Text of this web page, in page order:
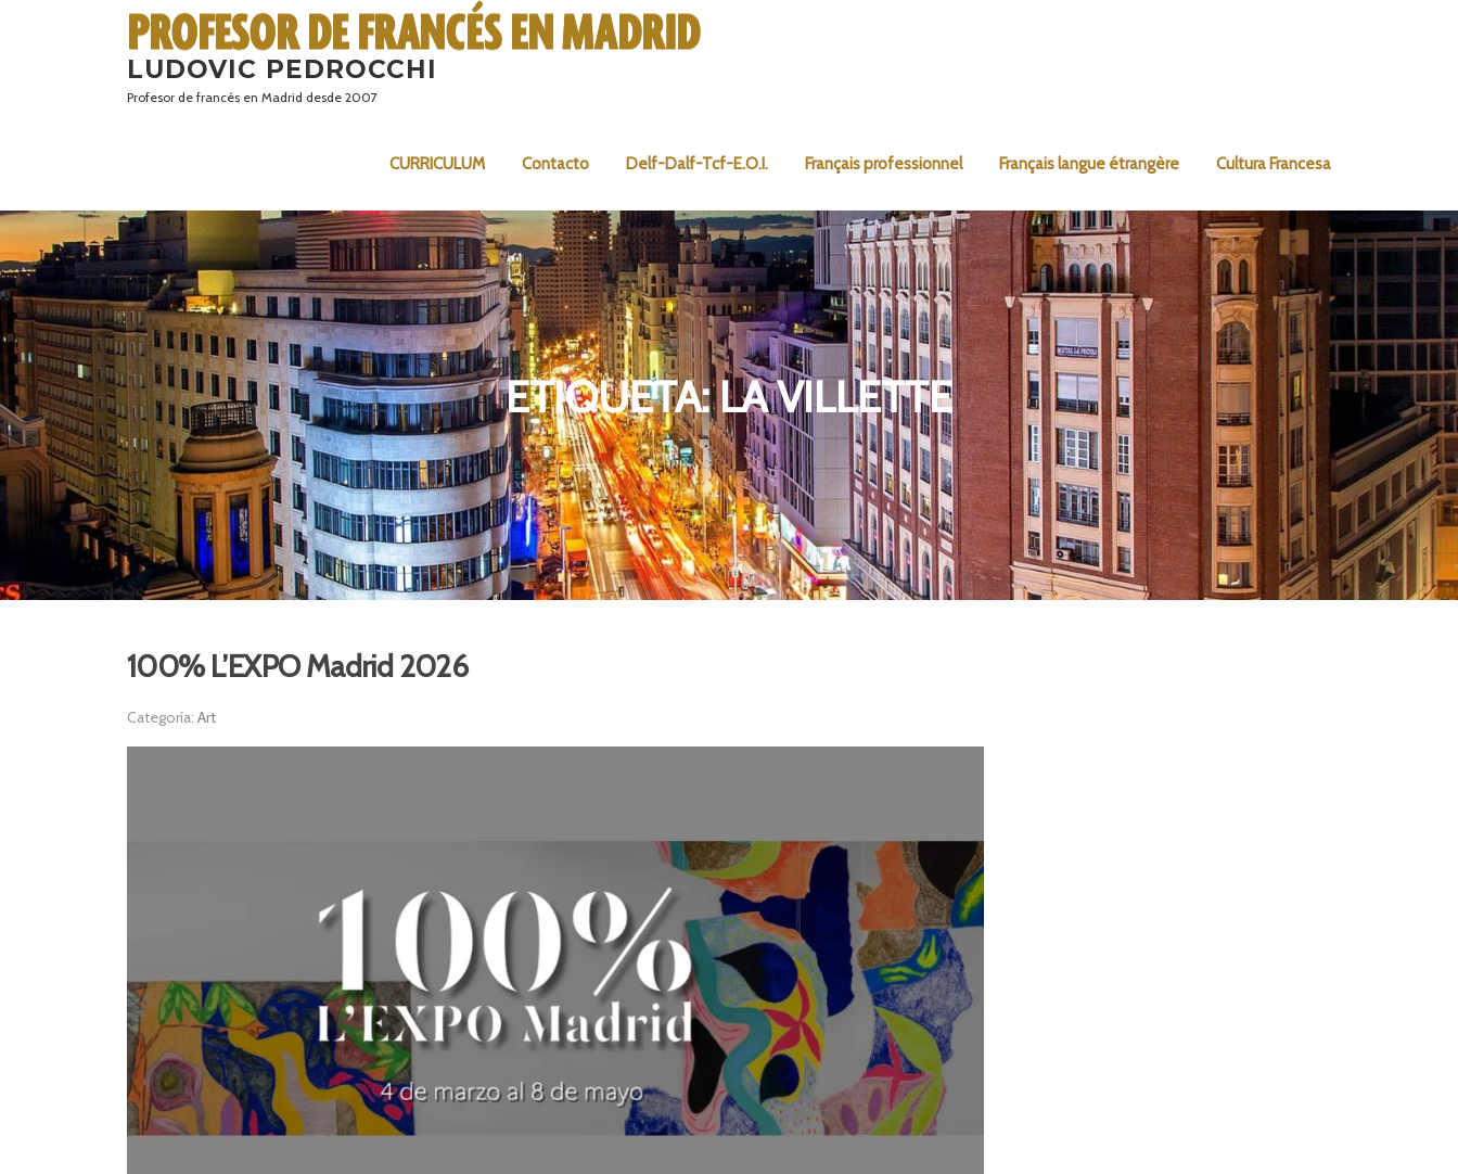
LUDOVIC PEDROCCHI
Profesor de francés en Madrid desde 2007
CURRICULUM Contacto Delf-Dalf-Tcf-E.O.I. Français professionnel Français langue étrangère Cultura Francesa
ETIQUETA:LA VILLETTE
100% L’EXPO Madrid 2026
Categoría: Art